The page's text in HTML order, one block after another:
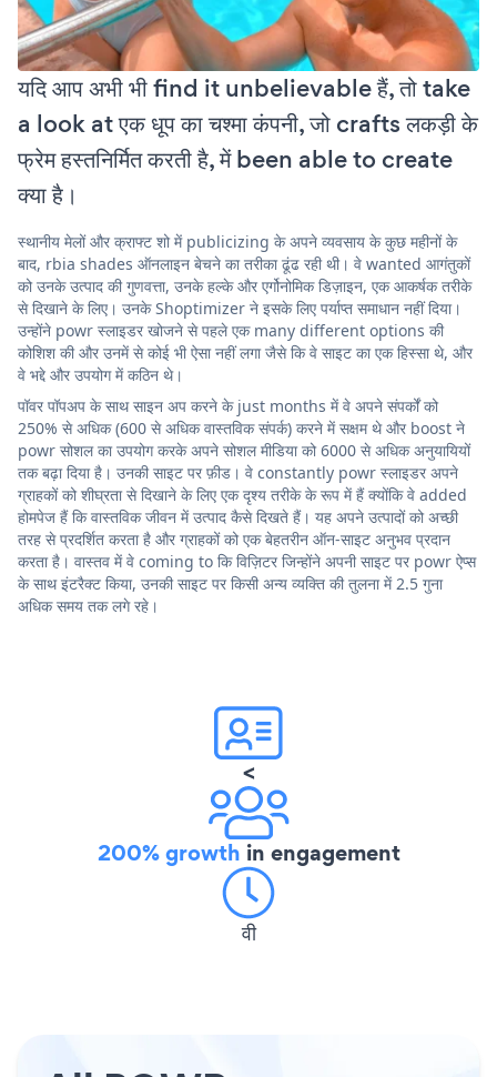
यदि आप अभी भी find it unbelievable हैं, तो take
a look at एक धूप का चश्मा कंपनी, जो crafts लकड़ी के
फ्रेम हस्तनिर्मित करती है, में been able to create
क्या है।
स्थानीय मेलों और क्राफ्ट शो में publicizing के अपने व्यवसाय के कुछ महीनों के
बाद, rbia shades ऑनलाइन बेचने का तरीका ढूंढ रही थी। वे wanted आगंतुकों
को उनके उत्पाद की गुणवत्ता, उनके हल्के और एर्गोनोमिक डिज़ाइन, एक आकर्षक तरीके
से दिखाने के लिए। उनके Shoptimizer ने इसके लिए पर्याप्त समाधान नहीं दिया।
उन्होंने powr स्लाइडर खोजने से पहले एक many different options की
कोशिश की और उनमें से कोई भी ऐसा नहीं लगा जैसे कि वे साइट का एक हिस्सा थे, और
वे भद्दे और उपयोग में कठिन थे।
पॉवर पॉपअप के साथ साइन अप करने के just months में वे अपने संपर्कों को
250% से अधिक (600 से अधिक वास्तविक संपर्क) करने में सक्षम थे और boost ने
powr सोशल का उपयोग करके अपने सोशल मीडिया को 6000 से अधिक अनुयायियों
तक बढ़ा दिया है। उनकी साइट पर फ़ीड। वे constantly powr स्लाइडर अपने
ग्राहकों को शीघ्रता से दिखाने के लिए एक दृश्य तरीके के रूप में हैं क्योंकि वे added
होमपेज हैं कि वास्तविक जीवन में उत्पाद कैसे दिखते हैं। यह अपने उत्पादों को अच्छी
तरह से प्रदर्शित करता है और ग्राहकों को एक बेहतरीन ऑन-साइट अनुभव प्रदान
करता है। वास्तव में वे coming to कि विज़िटर जिन्होंने अपनी साइट पर powr ऐप्स
के साथ इंटरैक्ट किया, उनकी साइट पर किसी अन्य व्यक्ति की तुलना में 2.5 गुना
अधिक समय तक लगे रहे।
<
200% growth in engagement
वी